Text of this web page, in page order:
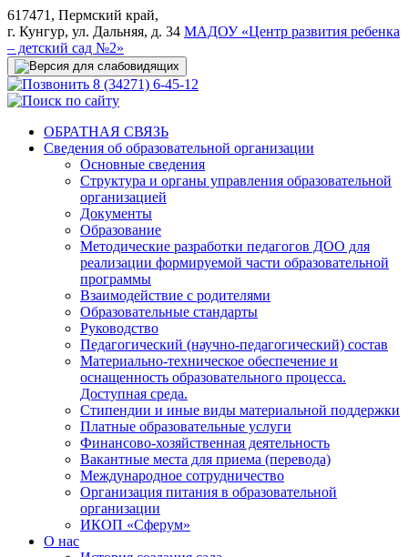
617471, Пермский край,
г. Кунгур, ул. Дальняя, д. 34 МАДОУ «Центр развития ребенка
– детский сад №2»
8 (34271) 6-45-12
ОБРАТНАЯ СВЯЗЬ
Сведения об образовательной организации
Основные сведения
Структура и органы управления образовательной
организацией
Документы
Образование
Методические разработки педагогов ДОО для
реализации формируемой части образовательной
программы
Взаимодействие с родителями
Образовательные стандарты
Руководство
Педагогический (научно-педагогический) состав
Материально-техническое обеспечение и
оснащенность образовательного процесса.
Доступная среда.
Стипендии и иные виды материальной поддержки
Платные образовательные услуги
Финансово-хозяйственная деятельность
Вакантные места для приема (перевода)
Международное сотрудничество
Организация питания в образовательной
организации
ИКОП «Сферум»
О нас